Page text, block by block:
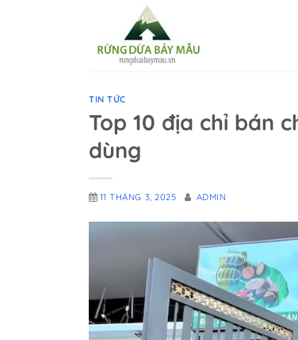
TIN TỨC
Top 10 địa chỉ bán
dùng
11 THÁNG 3, 2025 ADMIN